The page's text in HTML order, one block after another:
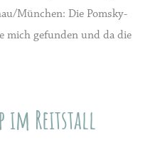
München: Die Pomsky-
mich gefunden und da die
im Reitstall